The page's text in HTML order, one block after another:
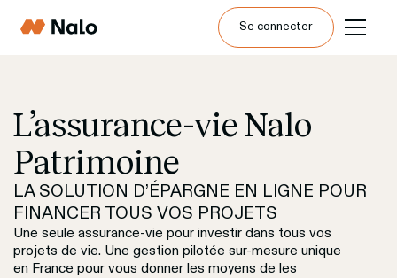
Se connecter
L’assurance-vie Nalo
Patrimoine
LA SOLUTION D’ÉPARGNE EN LIGNE POUR
FINANCER TOUS VOS PROJETS
Une seule assurance-vie pour investir dans tous vos
projets de vie. Une gestion pilotée sur-mesure unique
en France pour vous donner les moyens de les